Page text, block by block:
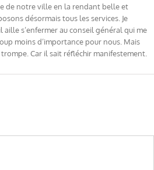
de notre ville en la rendant belle et
désormais tous les services. Je
aille s’enfermer au conseil général qui me
moins d’importance pour nous. Mais
Car il sait réfléchir manifestement.